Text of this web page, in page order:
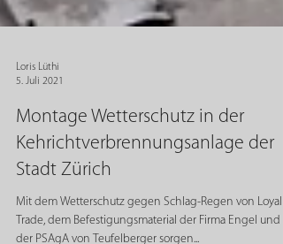
Loris Lüthi
5. Juli 2021
Montage Wetterschutz in der
Kehrichtverbrennungsanlage der
Stadt Zürich